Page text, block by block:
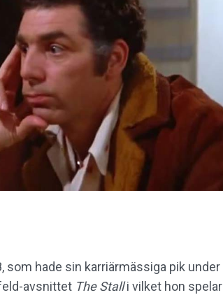
som hade sin karriärmässiga pik under
avsnittet The Stalli vilket hon spelar